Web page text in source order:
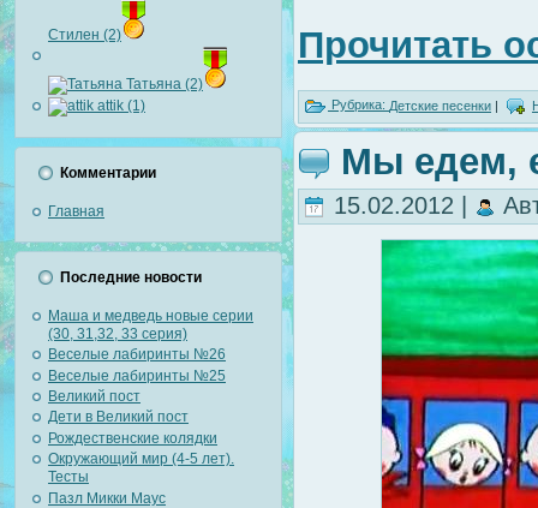
Стилен (2)
Татьяна (2)
attik (1)
Комментарии
Главная
Последние новости
Маша и медведь новые серии
(30, 31,32, 33 серия)
Веселые лабиринты №26
Веселые лабиринты №25
Великий пост
Дети в Великий пост
Рождественские колядки
Окружающий мир (4-5 лет).
Тесты
Пазл Микки Маус
Прочитать
Рубрика: Детские песенки |
Мы едем,
15.02.2012 |